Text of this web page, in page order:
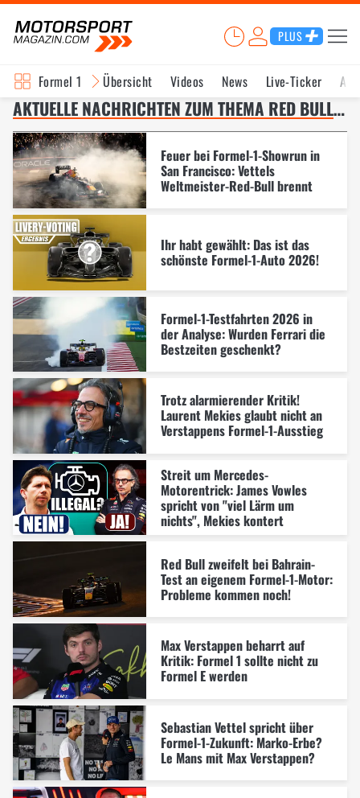
PLUS
Formel 1 Übersicht Videos News Live-Ticker
AKTUELLE NACHRICHTEN ZUM THEMA RED BULL RACING – SEITE 8
Feuer bei Formel-1-Showrun in
San Francisco: Vettels
Weltmeister-Red-Bull brennt
Ihr habt gewählt: Das ist das
schönste Formel-1-Auto 2026!
Formel-1-Testfahrten 2026 in
der Analyse: Wurden Ferrari die
Bestzeiten geschenkt?
Trotz alarmierender Kritik!
Laurent Mekies glaubt nicht an
Verstappens Formel-1-Ausstieg
Streit um Mercedes-
Motorentrick: James Vowles
spricht von "viel Lärm um
nichts", Mekies kontert
Red Bull zweifelt bei Bahrain-
Test an eigenem Formel-1-Motor:
Probleme kommen noch!
Max Verstappen beharrt auf
Kritik: Formel 1 sollte nicht zu
Formel E werden
Sebastian Vettel spricht über
Formel-1-Zukunft: Marko-Erbe?
Le Mans mit Max Verstappen?